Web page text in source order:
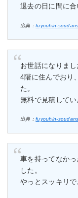
退去の日に間に合
出典：fuyouhin-
お世話になりまし
4階に住んでおり
た。
無料で見積してい
出典：fuyouhin-
車を持ってなか
した。
やっとスッキリで